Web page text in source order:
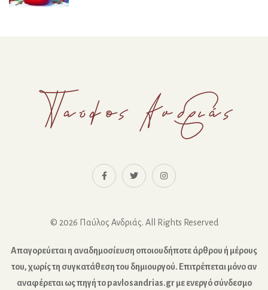
© 2026 Παύλος Ανδριάς. All Rights Reserved
Απαγορεύεται η αναδημοσίευση οποιουδήποτε άρθρου ή μέρους
του, χωρίς τη συγκατάθεση του δημιουργού. Επιτρέπεται μόνο αν
αναφέρεται ως πηγή το pavlosandrias.gr με ενεργό σύνδεσμο